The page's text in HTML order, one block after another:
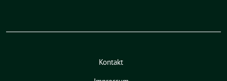
Kontakt